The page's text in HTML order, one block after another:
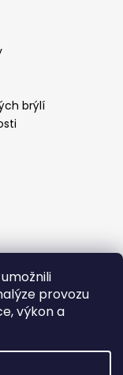
provozu
výkon a
brýlí